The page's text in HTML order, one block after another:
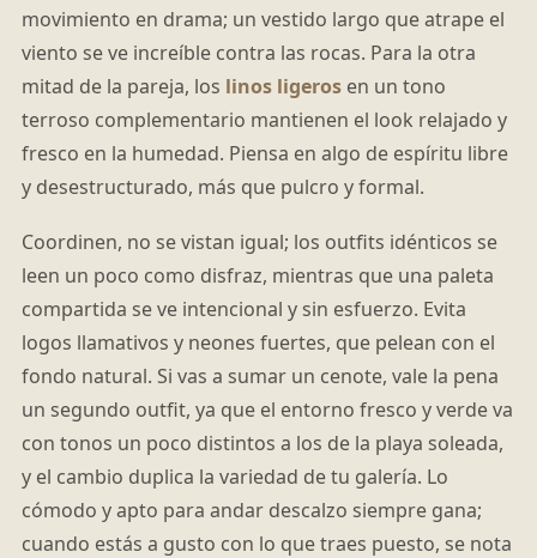
movimiento en drama; un vestido largo que atrape el
viento se ve increíble contra las rocas. Para la otra
mitad de la pareja, los linos ligerosen un tono
terroso complementario mantienen el look relajado y
fresco en la humedad. Piensa en algo de espíritu libre
y desestructurado, más que pulcro y formal.
Coordinen, no se vistan igual; los outfits idénticos se
leen un poco como disfraz, mientras que una paleta
compartida se ve intencional y sin esfuerzo. Evita
logos llamativos y neones fuertes, que pelean con el
fondo natural. Si vas a sumar un cenote, vale la pena
un segundo outfit, ya que el entorno fresco y verde va
con tonos un poco distintos a los de la playa soleada,
y el cambio duplica la variedad de tu galería. Lo
cómodo y apto para andar descalzo siempre gana;
cuando estás a gusto con lo que traes puesto, se nota